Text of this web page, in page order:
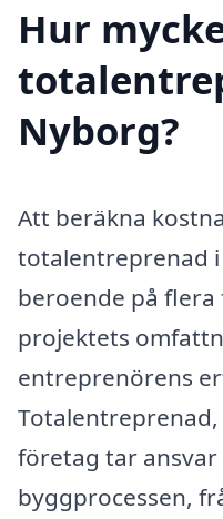
Hur
Nyborg?
Att beräkna
totalentreprenad
beroende på
projektets
entreprenörens
företag tar ansvar
byggprocessen,